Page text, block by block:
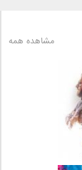
مشاهده همه